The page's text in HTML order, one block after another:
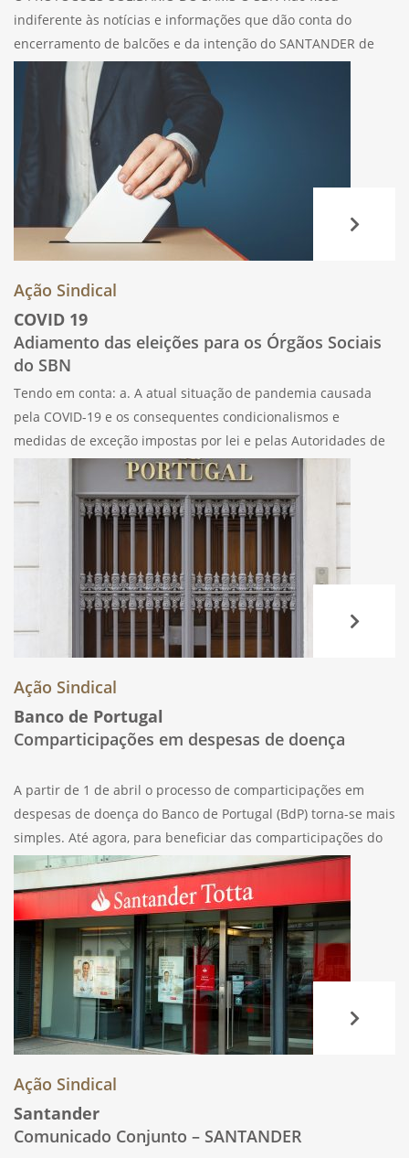
indiferente às notícias e informações que dão conta do
encerramento de balcões e da intenção do SANTANDER de
promover a redução de postos de trabalho. O SBN lançará
mão de iniciativas
Ação Sindical
COVID 19
Adiamento das eleições para os Órgãos Sociais
do SBN
Tendo em conta: a. A atual situação de pandemia causada
pela COVID-19 e os consequentes condicionalismos e
medidas de exceção impostas por lei e pelas Autoridades de
Saúde; b. As sucessivas declarações do Estado de Emergência
que justificaram as severas
Ação Sindical
Banco de Portugal
Comparticipações em despesas de doença
A partir de 1 de abril o processo de comparticipações em
despesas de doença do Banco de Portugal (BdP) torna-se mais
simples. Até agora, para beneficiar das comparticipações do
BdP, que funcionam em regime de complementaridade, era
necessário a apresentação
Ação Sindical
Santander
Comunicado Conjunto – SANTANDER